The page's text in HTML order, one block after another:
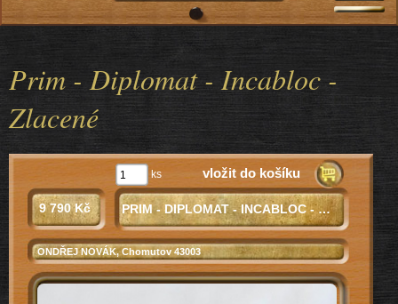
Prim - Diplomat - Incabloc -
Zlacené
9 790 Kč PRIM - DIPLOMAT - INCABLOC - ZLACENÉ
ks vložit do košíku